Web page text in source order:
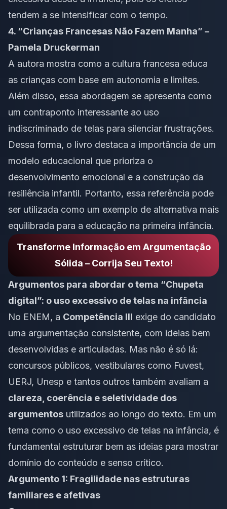
tendem a se intensificar com o tempo.
4. “Crianças Francesas Não Fazem Manha” –
Pamela Druckerman
A autora mostra como a cultura francesa educa
as crianças com base em autonomia e limites.
Além disso, essa abordagem se apresenta como
um contraponto interessante ao uso
indiscriminado de telas para silenciar frustrações.
Dessa forma, o livro destaca a importância de um
modelo educacional que prioriza o
desenvolvimento emocional e a construção da
resiliência infantil. Portanto, essa referência pode
ser utilizada como um exemplo de alternativa mais
equilibrada para a educação na primeira infância.
Transforme Informação em Argumentação
Sólida – Corrija Seu Texto!
Argumentos para abordar o tema “Chupeta
digital”: o uso excessivo de telas na infância
No ENEM, a Competência III exige do candidato
uma argumentação consistente, com ideias bem
desenvolvidas e articuladas. Mas não é só lá:
concursos públicos, vestibulares como Fuvest,
UERJ, Unesp e tantos outros também avaliam a
clareza, coerência e seletividade dos
argumentos utilizados ao longo do texto. Em um
tema como o uso excessivo de telas na infância, é
fundamental estruturar bem as ideias para mostrar
domínio do conteúdo e senso crítico.
Argumento 1: Fragilidade nas estruturas
familiares e afetivas